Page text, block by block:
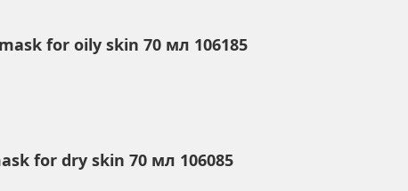
for oily skin 70 мл 106185
for dry skin 70 мл 106085